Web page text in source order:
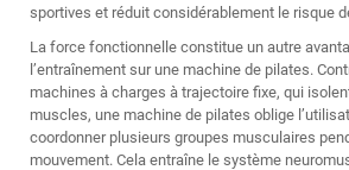
sportives et réduit considérablement le risque
La force fonctionnelle constitue un autre
l’entraînement sur une machine de pilates.
machines à charges à trajectoire fixe, qui
muscles, une machine de pilates oblige
coordonner plusieurs groupes musculaires
mouvement. Cela entraîne le système